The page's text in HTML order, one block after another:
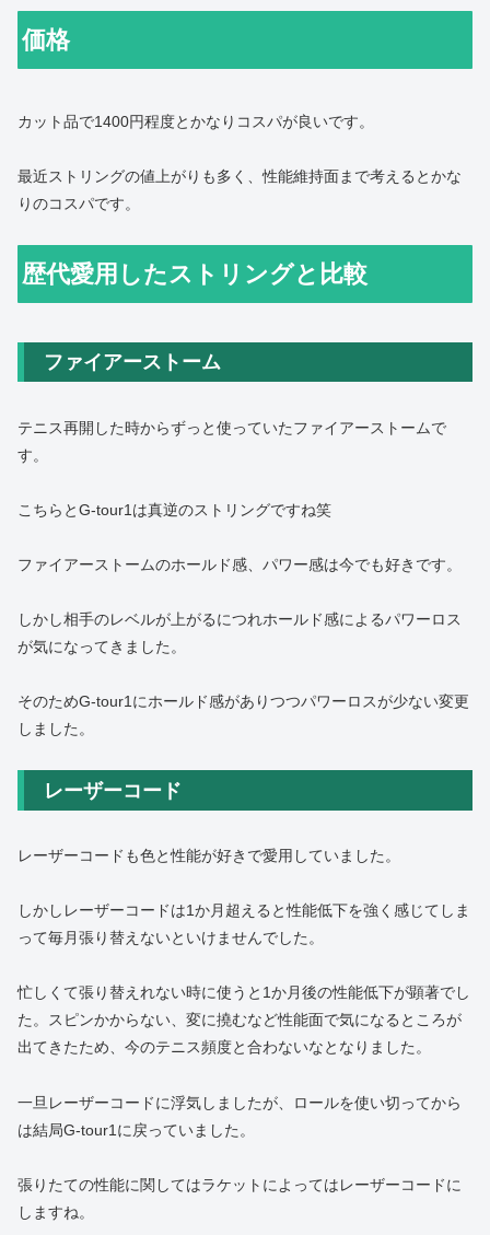
価格
カット品で1400円程度とかなりコスパが良いです。
最近ストリングの値上がりも多く、性能維持面まで考えるとかな
りのコスパです。
歴代愛用したストリングと比較
ファイアーストーム
テニス再開した時からずっと使っていたファイアーストームで
す。
こちらとG-tour1は真逆のストリングですね笑
ファイアーストームのホールド感、パワー感は今でも好きです。
しかし相手のレベルが上がるにつれホールド感によるパワーロス
が気になってきました。
そのためG-tour1にホールド感がありつつパワーロスが少ない変更
しました。
レーザーコード
レーザーコードも色と性能が好きで愛用していました。
しかしレーザーコードは1か月超えると性能低下を強く感じてしま
って毎月張り替えないといけませんでした。
忙しくて張り替えれない時に使うと1か月後の性能低下が顕著でし
た。スピンかからない、変に撓むなど性能面で気になるところが
出てきたため、今のテニス頻度と合わないなとなりました。
一旦レーザーコードに浮気しましたが、ロールを使い切ってから
は結局G-tour1に戻っていました。
張りたての性能に関してはラケットによってはレーザーコードに
しますね。